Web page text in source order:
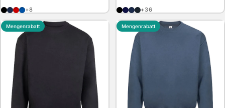
Black
Navy
RedRoyal Blue
+8 Black
Navy Blue
Navy
Used Black
+36
Mengenrabatt Mengenrabatt